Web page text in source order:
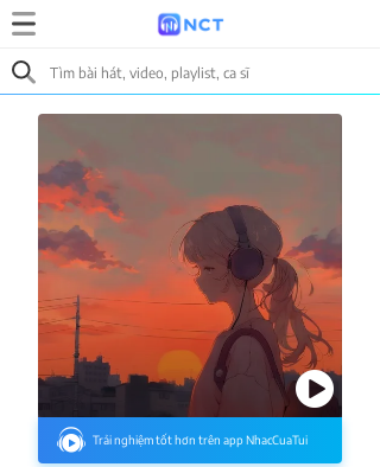
Trải nghiệm tốt hơn trên app NhacCuaTui